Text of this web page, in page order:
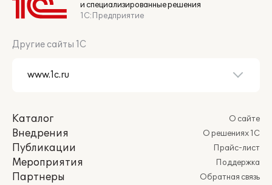
и специализированные решения
1С:Предприятие
Другие сайты 1С
Каталог
Внедрения
Публикации
Мероприятия
Партнеры
О сайте
О решениях 1С
Прайс-лист
Поддержка
Обратная связь